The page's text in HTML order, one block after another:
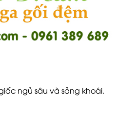
ngủ sâu và sảng khoái.